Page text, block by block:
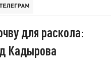
для раскола:
Кадырова